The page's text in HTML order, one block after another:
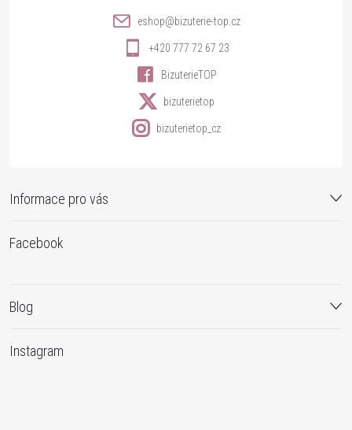
Informace pro vás
eshop@bizuterie-top.cz
+420 777 72 67 23
BizuterieTOP
bizuterietop
bizuterietop_cz
Facebook
Blog
Instagram